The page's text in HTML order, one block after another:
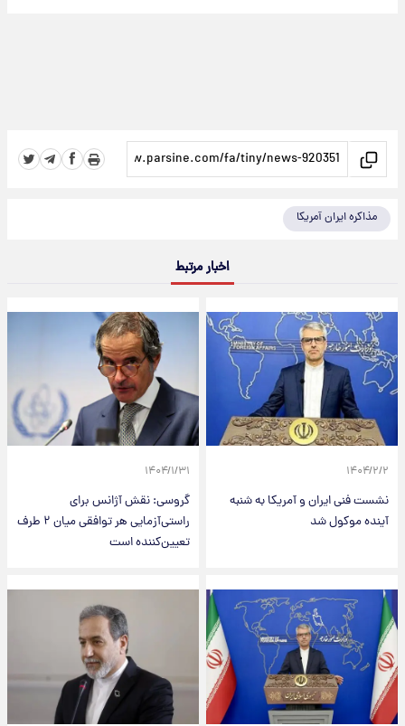
مذاکره ایران آمریکا
اخبار مرتبط
۱۴۰۴/۲/۲
نشست فنی ایران و آمریکا به شنبه
آینده موکول شد
۱۴۰۴/۱/۳۱
گروسی: نقش آژانس برای
راستی‌آزمایی هر توافقی میان ۲ طرف
تعیین‌کننده است